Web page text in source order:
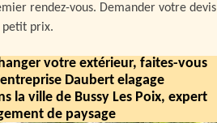
rendez-vous. Demander votre devis
petit prix.
votre extérieur, faites-vous
Daubert elagage
la ville de Bussy Les Poix, expert
de paysage